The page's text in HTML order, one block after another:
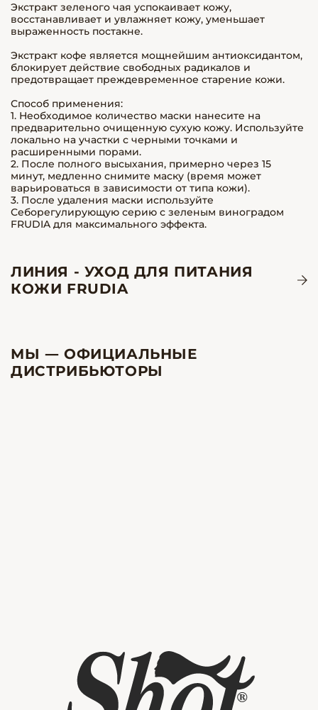
Экстракт зеленого чая успокаивает кожу,
восстанавливает и увлажняет кожу, уменьшает
выраженность постакне.
Экстракт кофе является мощнейшим антиоксидантом,
блокирует действие свободных радикалов и
предотвращает преждевременное старение кожи.
Способ применения:
1. Необходимое количество маски нанесите на
предварительно очищенную сухую кожу. Используйте
локально на участки с черными точками и
расширенными порами.
2. После полного высыхания, примерно через 15
минут, медленно снимите маску (время может
варьироваться в зависимости от типа кожи).
3. После удаления маски используйте
Себорегулирующую серию с зеленым виноградом
FRUDIA для максимального эффекта.
ЛИНИЯ - УХОД ДЛЯ ПИТАНИЯ
КОЖИ FRUDIA
МЫ — ОФИЦИАЛЬНЫЕ
ДИСТРИБЬЮТОРЫ